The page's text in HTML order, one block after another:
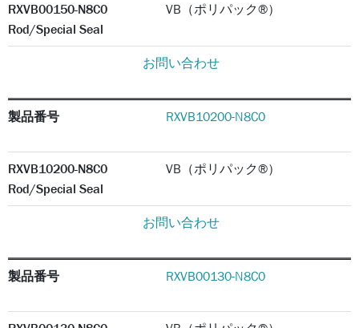
RXVB00150-N8C0
Rod/Special Seal
VB（ポリパック®）
お問い合わせ
製品番号 RXVB10200-N8C0
RXVB10200-N8C0
Rod/Special Seal
VB（ポリパック®）
お問い合わせ
製品番号 RXVB00130-N8C0